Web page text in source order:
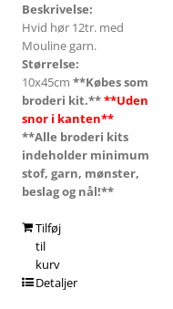
Beskrivelse:
Hvid hør 12tr. med
Mouline garn.
Størrelse:
10x45cm **Købes som
broderi kit.****Uden
snor i kanten**
**Alle broderi kits
indeholder minimum
stof, garn, mønster,
beslag og nål!**
Tilføj
til
kurv
Detaljer